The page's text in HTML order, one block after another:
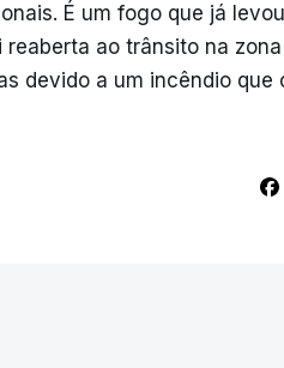
É um fogo que já
ao trânsito na
devido a um incêndio que